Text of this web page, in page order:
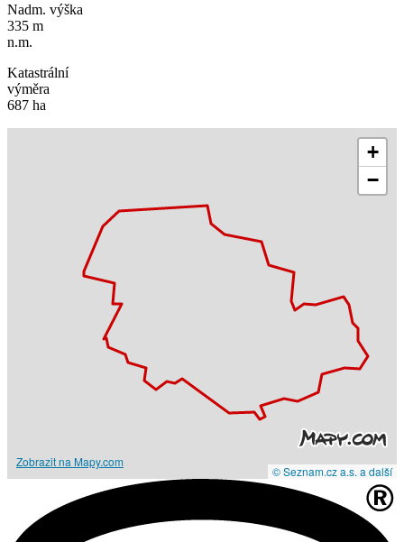
Nadm. výška
335 m
n.m.
Katastrální
výměra
687 ha
+
−
Zobrazit na Mapy.com
© Seznam.cz a.s. a další